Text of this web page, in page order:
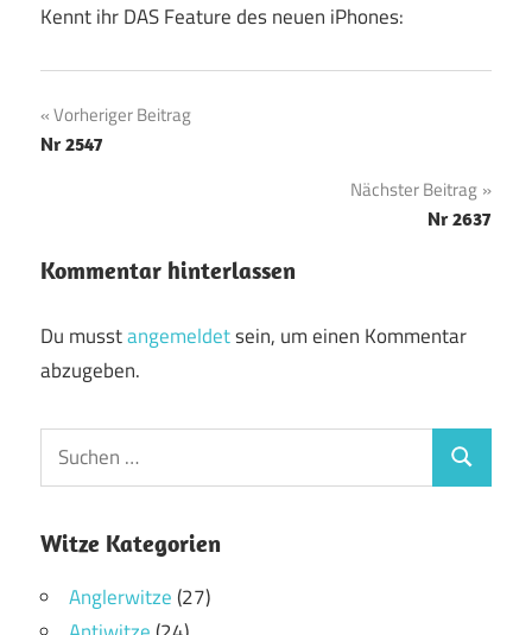
Kennt ihr DAS Feature des neuen iPhones:
Beitragsnavigation
Vorheriger Beitrag
Nr 2547
Nächster Beitrag
Nr 2637
Kommentar hinterlassen
Du musstangemeldetsein, um einen Kommentar
abzugeben.
Witze Kategorien
Anglerwitze(27)